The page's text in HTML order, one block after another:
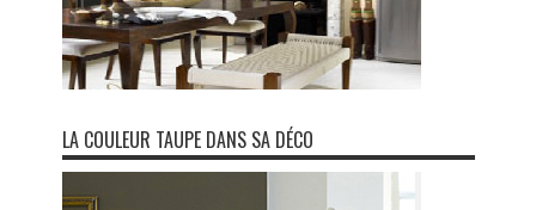
LA COULEUR TAUPE DANS SA DÉCO